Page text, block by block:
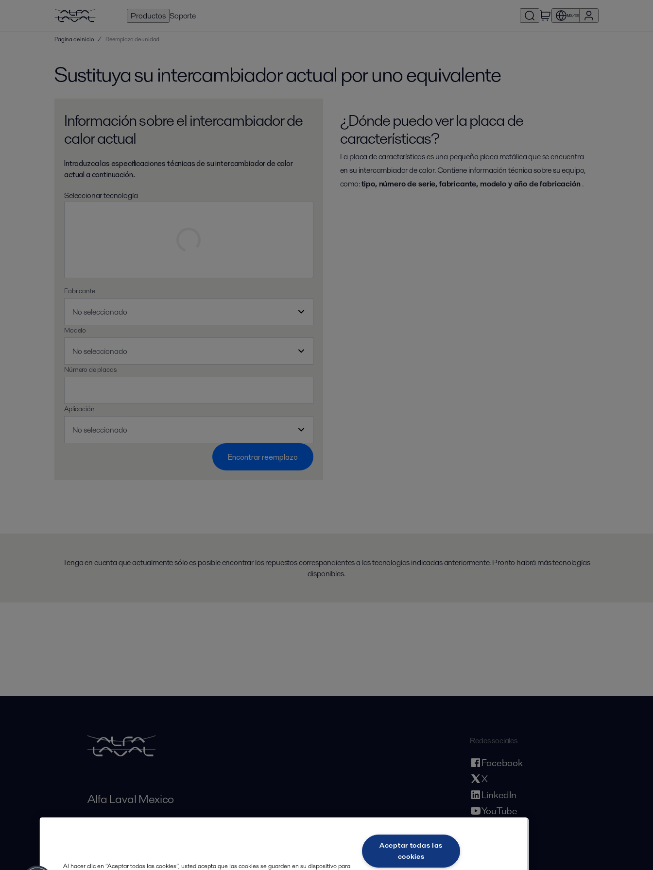
Productos Soporte MX/ES
Pagina de inicio / Reemplazo de unidad
Sustituya su intercambiador actual por uno equivalente
Información sobre el intercambiador de
calor actual
Introduzca las especificaciones técnicas de su intercambiador de calor
actual a continuación.
Seleccionar tecnología
Fabricante
Modelo
Número de placas
Aplicación
Encontrar reemplazo
¿Dónde puedo ver la placa de
características?
La placa de características es una pequeña placa metálica que se encuentra
en su intercambiador de calor. Contiene información técnica sobre su equipo,
como:tipo, número de serie, fabricante, modelo y año de fabricación .
Tenga en cuenta que actualmente sólo es posible encontrar los repuestos correspondientes a las tecnologías indicadas anteriormente. Pronto habrá más tecnologías
disponibles.
Alfa Laval Mexico
Redes sociales
Facebook
X
LinkedIn
YouTube
Al hacer clic en “Aceptar todas las cookies”, usted acepta que las cookies se guarden en su dispositivo para
Aceptar todas las
cookies